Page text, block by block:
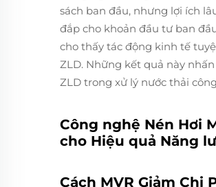
sách ban đầu, nhưng lợi ích
đắp cho khoản đầu tư ban
cho thấy tác động kinh tế
ZLD. Những kết quả này
ZLD trong xử lý nước thải
Công nghệ Nén Hơi
cho Hiệu quả Năng
Cách MVR Giảm Chi